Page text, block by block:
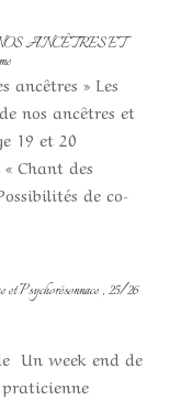
ANCÊTRES ET
ancêtres » Les
nos ancêtres et
19 et 20
Chant des
de co-
et Psychorésonnace , 25/26
Un week end de